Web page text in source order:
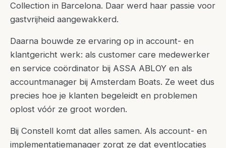
Collection in Barcelona. Daar werd haar passie voor
gastvrijheid aangewakkerd.
Daarna bouwde ze ervaring op in account- en
klantgericht werk: als customer care medewerker
en service coördinator bij ASSA ABLOY en als
accountmanager bij Amsterdam Boats. Ze weet dus
precies hoe je klanten begeleidt en problemen
oplost vóór ze groot worden.
Bij Constell komt dat alles samen. Als account- en
implementatiemanager zorgt ze dat eventlocaties